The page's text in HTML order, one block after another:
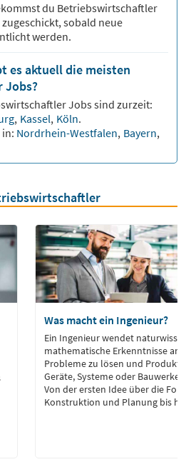
du Betriebswirtschaftler
sobald neue
werden.
es aktuell die meisten
Jobs?
Jobs sind zurzeit:
, Kassel, Köln.
in: Nordrhein-Westfalen, Bayern,
Was macht ein Ingenieur?
Ein Ingenieur wendet
mathematische Erkenntnisse
Probleme zu lösen und
Geräte, Systeme oder Bauwerke
Von der ersten Idee über die
Konstruktion und Planung bis